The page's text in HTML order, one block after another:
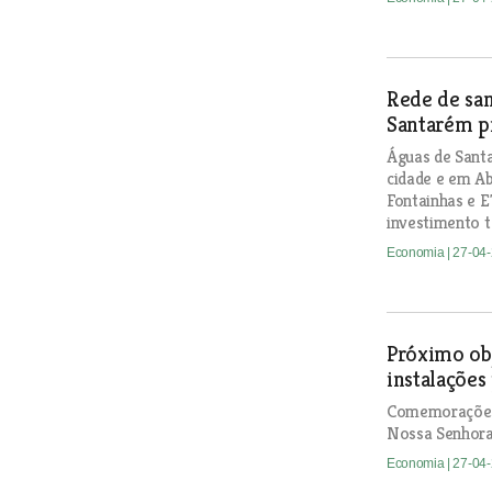
Rede de
Santarém
Águas de
cidade e em
Fontainhas e
investimento
Economia | 27-
Próximo
Nossa
Economia | 27-